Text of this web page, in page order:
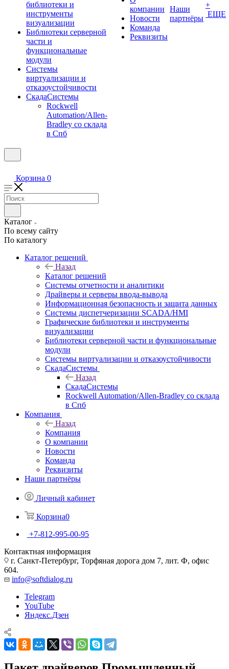
библиотеки и
инструменты
визуализации
Библиотеки серверной
части и
функциональные
модули
Системы
виртуализации и
отказоустойчивости
СкадаСистемы
Rockwell
Automation/Allen-
Bradley со склада
в Спб
компании
Новости
Команда
Реквизиты
Наши
партнёры
+
ЕЩЕ
Корзина 0
Каталог
По всему сайту
По каталогу
Каталог решений
Назад
Каталог решений
Системы отчетности и аналитики
Драйверы и серверы ввода-вывода
Информационная безопасность и защита данных
Системы диспетчеризации SCADA/HMI
Графические библиотеки и инструменты
визуализации
Библиотеки серверной части и функциональные
модули
Системы виртуализации и отказоустойчивости
СкадаСистемы
Назад
СкадаСистемы
Rockwell Automation/Allen-Bradley со склада
в Спб
Компания
Назад
Компания
О компании
Новости
Команда
Реквизиты
Наши партнёры
Личный кабинет
Корзина0
+7-812-995-00-95
Контактная информация
г. Санкт-Петербург, Торфяная дорога дом 7, лит. Ф, офис
604.
info@softdialog.ru
Telegram
YouTube
Яндекс.Дзен